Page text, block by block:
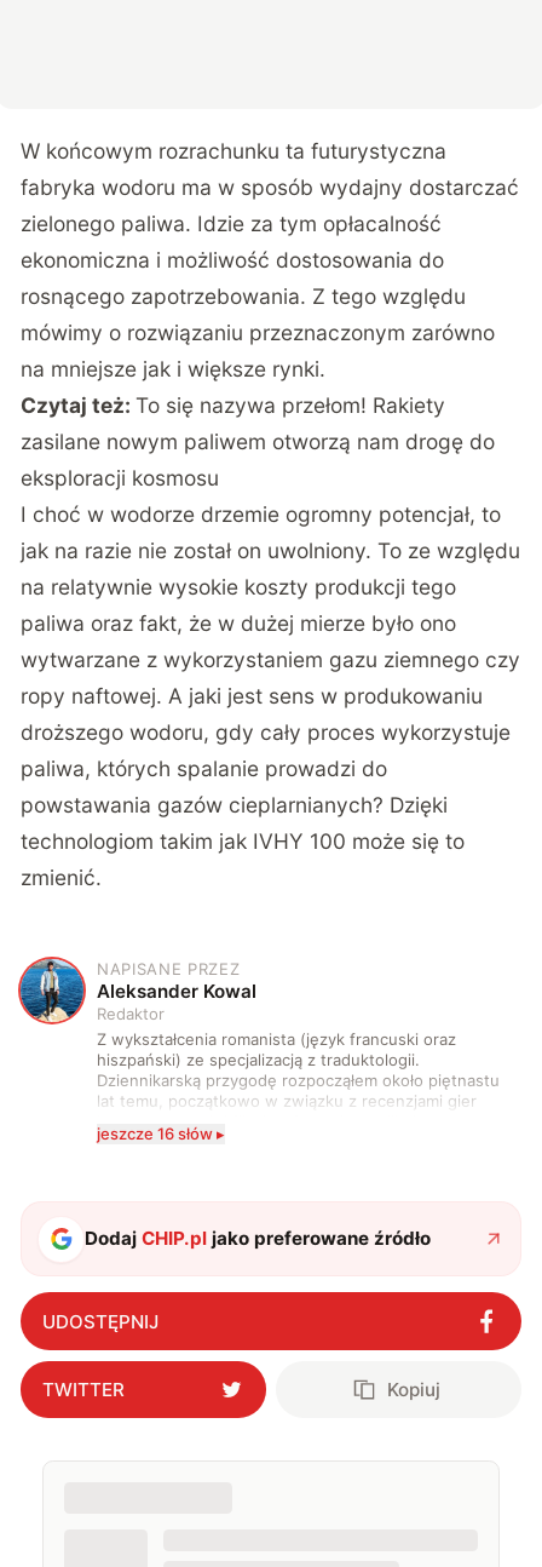
W końcowym rozrachunku ta futurystyczna
fabryka wodoru ma w sposób wydajny dostarczać
zielonego paliwa. Idzie za tym opłacalność
ekonomiczna i możliwość dostosowania do
rosnącego zapotrzebowania. Z tego względu
mówimy o rozwiązaniu przeznaczonym zarówno
na mniejsze jak i większe rynki.
Czytaj też:To się nazywa przełom! Rakiety
zasilane nowym paliwem otworzą nam drogę do
eksploracji kosmosu
I choć w wodorze drzemie ogromny potencjał, to
jak na razie nie został on uwolniony. To ze względu
na relatywnie wysokie koszty produkcji tego
paliwa oraz fakt, że w dużej mierze było ono
wytwarzane z wykorzystaniem gazu ziemnego czy
ropy naftowej. A jaki jest sens w produkowaniu
droższego wodoru, gdy cały proces wykorzystuje
paliwa, których spalanie prowadzi do
powstawania gazów cieplarnianych? Dzięki
technologiom takim jak IVHY 100 może się to
zmienić.
A
NAPISANE PRZEZ
Aleksander Kowal
Redaktor
Z wykształcenia romanista (język francuski oraz
hiszpański) ze specjalizacją z traduktologii.
Dziennikarską przygodę rozpocząłem około piętnastu
lat temu, początkowo w związku z recenzjami gier
komputerowych i filmów. Obecnie publikuję
zdecydowanie częściej na tematy związane z nauką
także uprawiać oraz oglądać sport.
jeszcze 16 słów ▸
DodajCHIP.pl jako preferowane źródło
UDOSTĘPNIJ
TWITTER Kopiuj